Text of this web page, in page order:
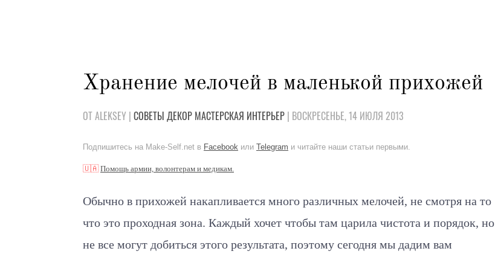
Хранение мелочей в маленькой прихожей
ОТ ALEKSEY | СОВЕТЫ ДЕКОР МАСТЕРСКАЯ ИНТЕРЬЕР | ВОСКРЕСЕНЬЕ, 14 ИЮЛЯ 2013
Подпишитесь на Make-Self.net в Facebook или Telegram и читайте наши статьи первыми.
🇺🇦Помощь армии, волонтерам и медикам.
Обычно в прихожей накапливается много различных мелочей, не смотря на то
что это проходная зона. Каждый хочет чтобы там царила чистота и порядок, но
не все могут добиться этого результата, поэтому сегодня мы дадим вам